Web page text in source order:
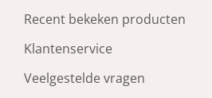
Recent bekeken producten
Klantenservice
Veelgestelde vragen